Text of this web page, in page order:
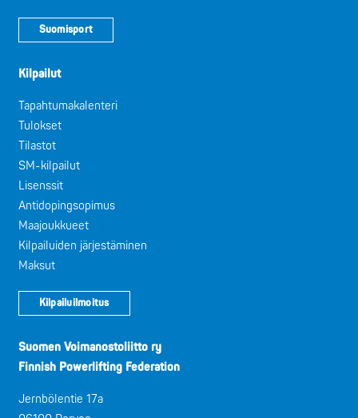
Suomisport
Kilpailut
Tapahtumakalenteri
Tulokset
Tilastot
SM-kilpailut
Lisenssit
Antidopingsopimus
Maajoukkueet
Kilpailuiden järjestäminen
Maksut
Kilpailuilmoitus
Suomen Voimanostoliitto ry
Finnish Powerlifting Federation
Jernbölentie 17a